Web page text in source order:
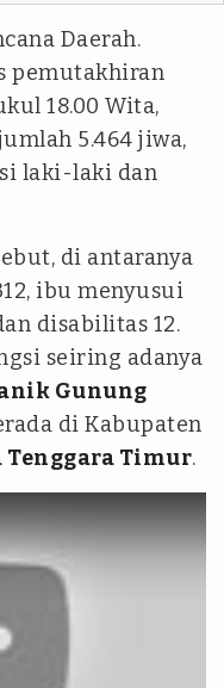
Daerah.
pemutakhiran
18.00 Wita,
5.464 jiwa,
laki-laki dan
di antaranya
ibu menyusui
disabilitas 12.
seiring adanya
Gunung
di Kabupaten
Tenggara Timur.